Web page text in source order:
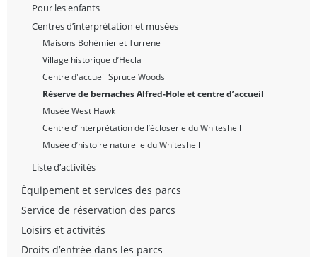
Pour les enfants
Centres d’interprétation et musées
Maisons Bohémier et Turrene
Village historique d’Hecla
Centre d'accueil Spruce Woods
Réserve de bernaches Alfred-Hole et centre d’accueil
Musée West Hawk
Centre d’interprétation de l’écloserie du Whiteshell
Musée d’histoire naturelle du Whiteshell
Liste d’activités
Équipement et services des parcs
Service de réservation des parcs
Loisirs et activités
Droits d’entrée dans les parcs